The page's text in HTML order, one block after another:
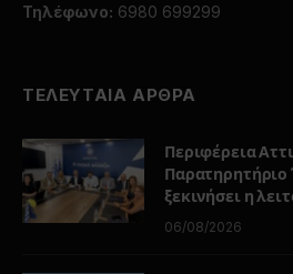
Τηλέφωνο: 6980 699299
ΤΕΛΕΥΤΑΙΑ ΑΡΘΡΑ
Περιφέρεια
Παρατηρητήριο
ξεκινήσει η
06/08/2026